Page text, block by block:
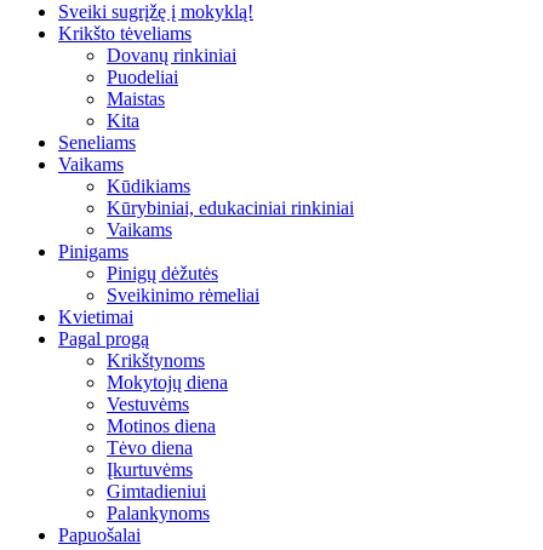
Sveiki sugrįžę į mokyklą!
Krikšto tėveliams
Dovanų rinkiniai
Puodeliai
Maistas
Kita
Seneliams
Vaikams
Kūdikiams
Kūrybiniai, edukaciniai rinkiniai
Vaikams
Pinigams
Pinigų dėžutės
Sveikinimo rėmeliai
Kvietimai
Pagal progą
Krikštynoms
Mokytojų diena
Vestuvėms
Motinos diena
Tėvo diena
Įkurtuvėms
Gimtadieniui
Palankynoms
Papuošalai